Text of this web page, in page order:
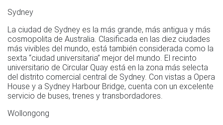
Sydney
La ciudad de Sydney es la más grande, más antigua y más
cosmopolita de Australia. Clasificada en las diez ciudades
más vivibles del mundo, está también considerada como la
sexta “ciudad universitaria” mejor del mundo. El recinto
universitario de Circular Quay está en la zona más selecta
del distrito comercial central de Sydney. Con vistas a Opera
House y a Sydney Harbour Bridge, cuenta con un excelente
servicio de buses, trenes y transbordadores.
Wollongong